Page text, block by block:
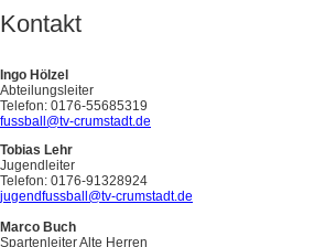
Kontakt
Ingo Hölzel
Abteilungsleiter
Telefon: 0176-55685319
fussball@tv-crumstadt.de
Tobias Lehr
Jugendleiter
Telefon: 0176-91328924
jugendfussball@tv-crumstadt.de
Marco Buch
Spartenleiter Alte Herren